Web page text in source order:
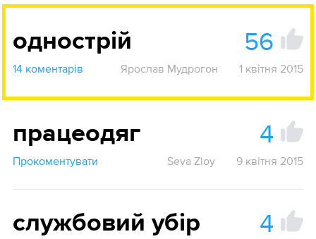
однострій 56
14 коментарів Ярослав Мудрогон 1 квітня 2015
працеодяг 4
Прокоментувати Seva Zloy 9 квітня 2015
службовий убір 4